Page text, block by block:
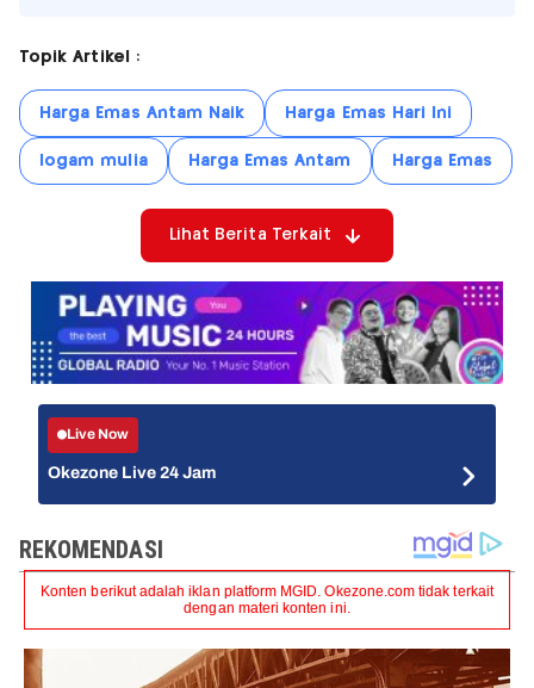
Topik Artikel :
Harga Emas Antam Naik Harga Emas Hari Ini
logam mulia Harga Emas Antam Harga Emas
Lihat Berita Terkait
Live Now
Okezone Live 24 Jam